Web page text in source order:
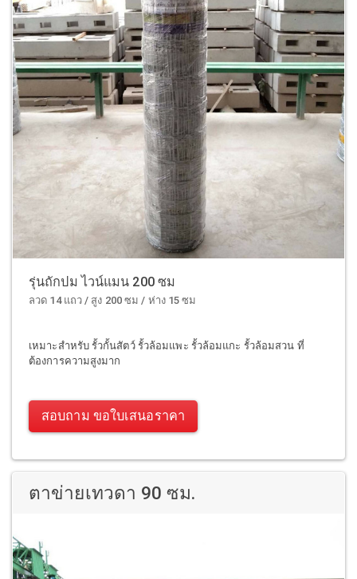
รุ่นถักปม ไวน์แมน 200 ซม
ลวด 14 แถว / สูง 200 ซม / ห่าง 15 ซม
เหมาะสำหรับ รั้วกั้นสัตว์ รั้วล้อมแพะ รั้วล้อมแกะ รั้วล้อมสวน ที่
ต้องการความสูงมาก
สอบถาม ขอใบเสนอราคา
ตาข่ายเทวดา 90 ซม.